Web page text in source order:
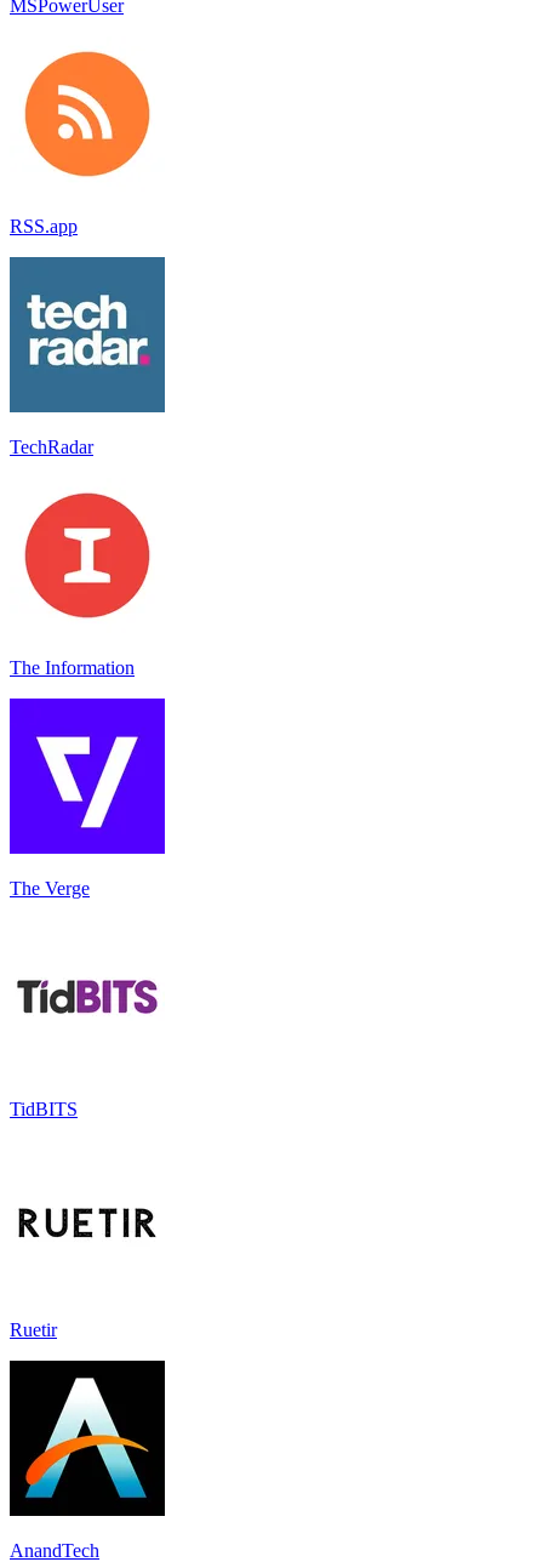
MSPowerUser
RSS.app
TechRadar
The Information
The Verge
TidBITS
Ruetir
AnandTech